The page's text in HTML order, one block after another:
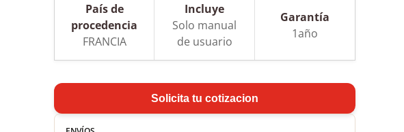
País de
procedencia
FRANCIA
Incluye
Solo manual
de usuario
Garantía
1año
Solicita tu cotizacion